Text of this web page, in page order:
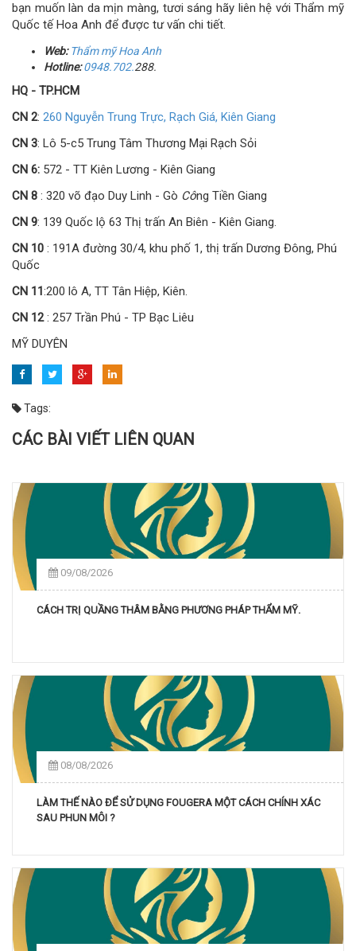
bạn muốn làn da mịn màng, tươi sáng hãy liên hệ với Thẩm mỹ
Quốc tế Hoa Anh để được tư vấn chi tiết.
Web:ThẩmmỹHoa Anh
Hotline: 0948.702.288.
HQ - TP.HCM
CN 2: 260 Nguyễn Trung Trực, Rạch Giá, Kiên Giang
CN 3: Lô 5-c5 Trung Tâm Thương Mại Rạch Sỏi
CN 6: 572 - TT Kiên Lương - Kiên Giang
CN 8 : 320 võ đạo Duy Linh - Gò Công Tiền Giang
CN 9: 139 Quốc lộ 63 Thị trấn An Biên - Kiên Giang.
CN 10 : 191A đường 30/4, khu phố 1, thị trấn Dương Đông, Phú
Quốc
CN 11:200 lô A, TT Tân Hiệp, Kiên.
CN 12: 257 Trần Phú - TP Bạc Liêu
MỸ DUYÊN
Tags:
CÁC BÀI VIẾT LIÊN QUAN
09/08/2026
CÁCH TRỊ QUẦNG THÂM BẰNG PHƯƠNG PHÁP THẨM MỸ.
08/08/2026
LÀM THẾ NÀO ĐỂ SỬ DỤNG FOUGERA MỘT CÁCH CHÍNH XÁC
SAU PHUN MÔI ?